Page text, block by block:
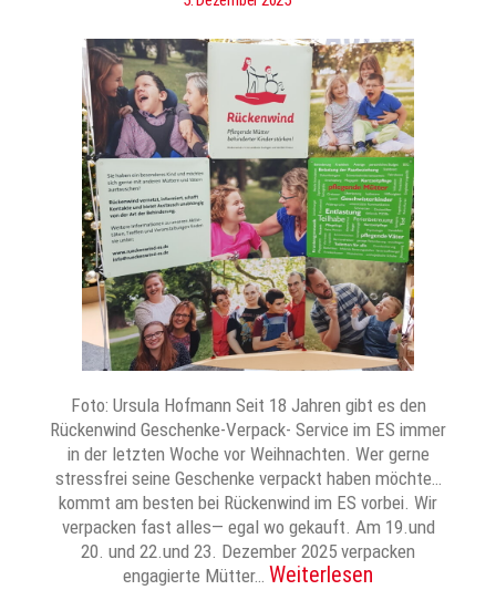
Foto: Ursula Hofmann Seit 18 Jahren gibt es den
Rückenwind Geschenke-Verpack- Service im ES immer
in der letzten Woche vor Weihnachten. Wer gerne
stressfrei seine Geschenke verpackt haben möchte…
kommt am besten bei Rückenwind im ES vorbei. Wir
verpacken fast alles— egal wo gekauft. Am 19.und
20. und 22.und 23. Dezember 2025 verpacken
engagierte Mütter… Weiterlesen